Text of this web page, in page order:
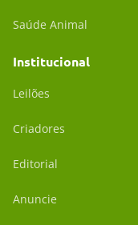
Saúde Animal
Institucional
Leilões
Criadores
Editorial
Anuncie